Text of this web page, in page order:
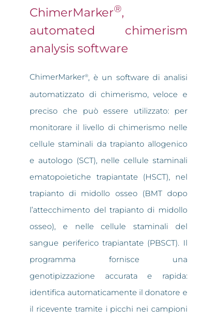
ChimerMarker®,
automated chimerism
analysis software
ChimerMarker®, è un software di analisi
automatizzato di chimerismo, veloce e
preciso che può essere utilizzato: per
monitorare il livello di chimerismo nelle
cellule staminali da trapianto allogenico
e autologo (SCT), nelle cellule staminali
ematopoietiche trapiantate (HSCT), nel
trapianto di midollo osseo (BMT dopo
l’attecchimento del trapianto di midollo
osseo), e nelle cellule staminali del
sangue periferico trapiantate (PBSCT). Il
programma fornisce una
genotipizzazione accurata e rapida:
identifica automaticamente il donatore e
il ricevente tramite i picchi nei campioni